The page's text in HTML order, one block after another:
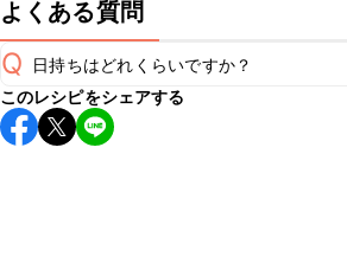
よくある質問
Q 日持ちはどれくらいですか？
保存期間は冷蔵で2~3日が目安です。な
し上がりください。
このレシピをシェアする